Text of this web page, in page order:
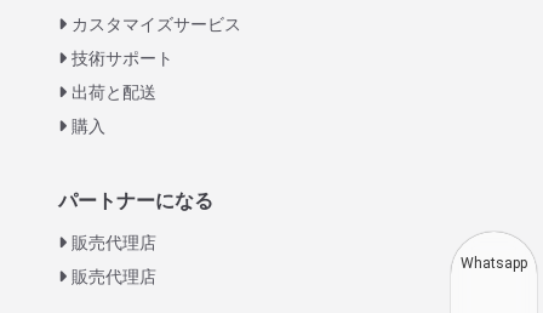
カスタマイズサービス
技術サポート
出荷と配送
購入
パートナーになる
販売代理店
販売代理店
Vietnamese
Thai
Turkish
Swahili
Urdu
Greek
Whatsapp